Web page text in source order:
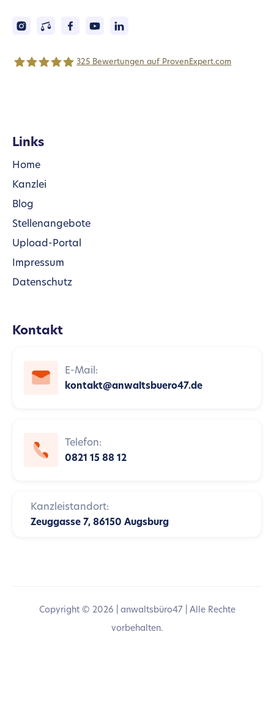
325 Bewertungen auf ProvenExpert.com
Links
Home
Kanzlei
Blog
Stellenangebote
Upload-Portal
Impressum
Datenschutz
Kontakt
E-Mail:
kontakt@anwaltsbuero47.de
Telefon:
0821 15 88 12
Kanzleistandort:
Zeuggasse 7, 86150 Augsburg
Copyright © 2026 | anwaltsbüro47 | Alle Rechte
vorbehalten.